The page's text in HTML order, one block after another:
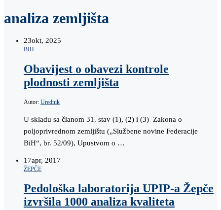
analiza zemljišta
23okt, 2025
BIH
Obavijest o obavezi kontrole
plodnosti zemljišta
Autor: Urednik
U skladu sa članom 31. stav (1), (2) i (3) Zakona o
poljoprivrednom zemljištu („Službene novine Federacije
BiH“, br. 52/09), Upustvom o …
17apr, 2017
ŽEPČE
Pedološka laboratorija UPIP-a Žepče
izvršila 1000 analiza kvaliteta